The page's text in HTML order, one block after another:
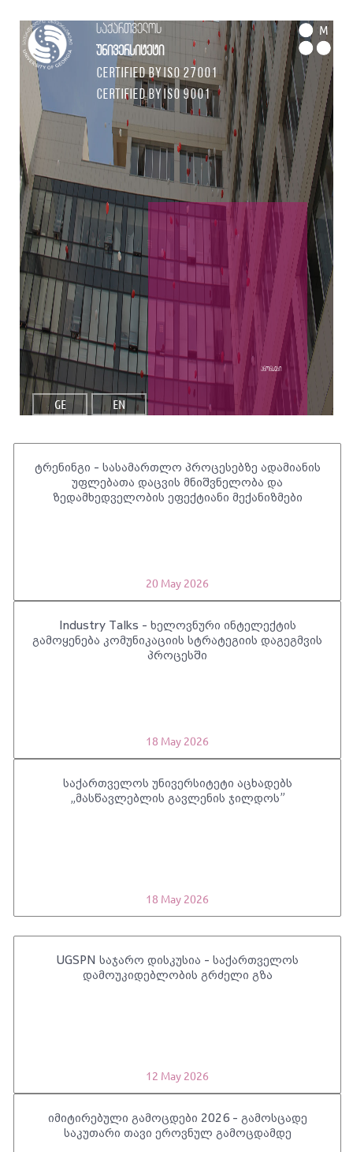
საქართველოს
უნივერსიტეტი
Certified by ISO 27001
Certified by ISO 9001
M
GE EN
ანონსები
ტრენინგი - სასამართლო პროცესებზე ადამიანის
უფლებათა დაცვის მნიშვნელობა და
ზედამხედველობის ეფექტიანი მექანიზმები
20 May 2026
Industry Talks - ხელოვნური ინტელექტის
გამოყენება კომუნიკაციის სტრატეგიის დაგეგმვის
პროცესში
18 May 2026
საქართველოს უნივერსიტეტი აცხადებს
„მასწავლებლის გავლენის ჯილდოს”
18 May 2026
UGSPN საჯარო დისკუსია - საქართველოს
დამოუკიდებლობის გრძელი გზა
12 May 2026
იმიტირებული გამოცდები 2026 - გამოსცადე
საკუთარი თავი ეროვნულ გამოცდამდე